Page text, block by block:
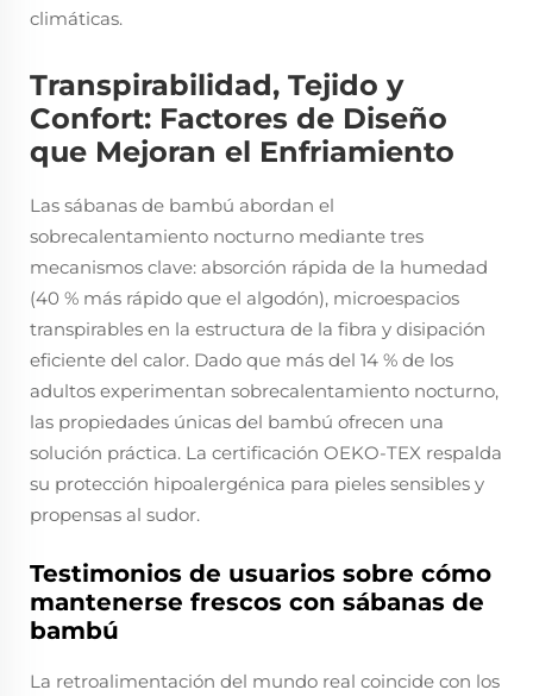
climáticas.
Transpirabilidad, Tejido y
Confort: Factores de Diseño
que Mejoran el Enfriamiento
Las sábanas de bambú abordan el
sobrecalentamiento nocturno mediante tres
mecanismos clave: absorción rápida de la humedad
(40 % más rápido que el algodón), microespacios
transpirables en la estructura de la fibra y disipación
eficiente del calor. Dado que más del 14 % de los
adultos experimentan sobrecalentamiento nocturno,
las propiedades únicas del bambú ofrecen una
solución práctica. La certificación OEKO-TEX respalda
su protección hipoalergénica para pieles sensibles y
propensas al sudor.
Testimonios de usuarios sobre cómo
mantenerse frescos con sábanas de
bambú
La retroalimentación del mundo real coincide con los